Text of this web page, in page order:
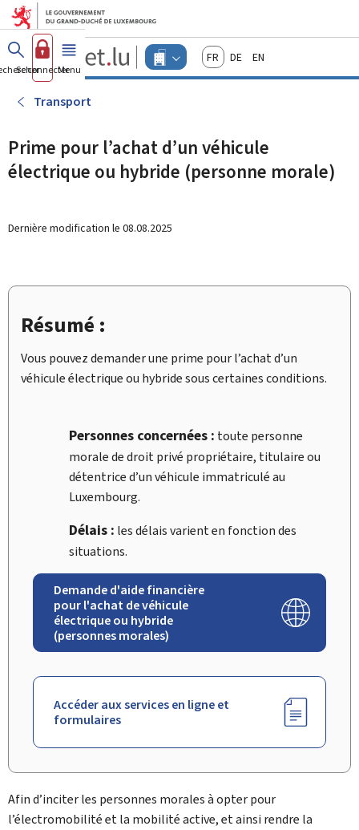
Aller au menu principal
Aller au contenu
Guichet.lu
Changer
d'espace
actif
FrançaisDeutschEnglish
Se connecterMenu principal
Transport
Prime pour l’achat d’un véhicule
électrique ou hybride (personne morale)
Dernière modification le 08.08.2025
Résumé :
Vous pouvez demander une prime pour l’achat d’un
véhicule électrique ou hybride sous certaines conditions.
Personnes concernées : toute personne
morale de droit privé propriétaire, titulaire ou
détentrice d’un véhicule immatriculé au
Luxembourg.
Délais : les délais varient en fonction des
situations.
Demande d'aide financière
pour l'achat de véhicule
électrique ou hybride
(personnes morales)
Accéder aux services en ligne et
formulaires
Afin d’inciter les personnes morales à opter pour
l’électromobilité et la mobilité active, et ainsi rendre la